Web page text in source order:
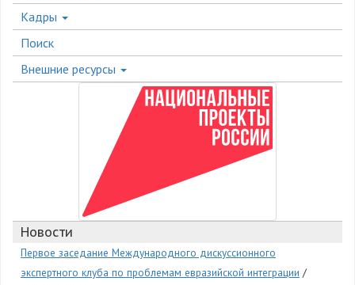
Кадры
Поиск
Внешние ресурсы
Новости
Первое заседание Международного дискуссионного
экспертного клуба по проблемам евразийской интеграции